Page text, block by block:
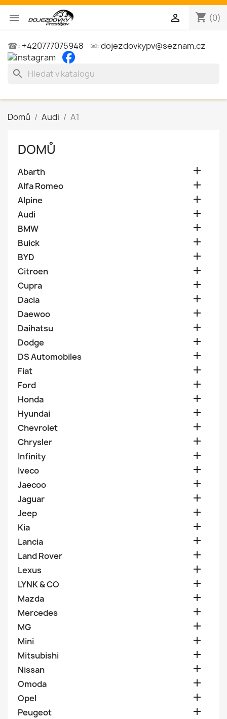
 shopping_cart (0)

☎: +420777075948 ✉:dojezdovkypv@seznam.cz
search
Domů Audi A1
DOMŮ
Abarth 
Alfa Romeo 
Alpine 
Audi 
BMW 
Buick 
BYD 
Citroen 
Cupra 
Dacia 
Daewoo 
Daihatsu 
Dodge 
DS Automobiles 
Fiat 
Ford 
Honda 
Hyundai 
Chevrolet 
Chrysler 
Infinity 
Iveco 
Jaecoo 
Jaguar 
Jeep 
Kia 
Lancia 
Land Rover 
Lexus 
LYNK & CO 
Mazda 
Mercedes 
MG 
Mini 
Mitsubishi 
Nissan 
Omoda 
Opel 
Peugeot 